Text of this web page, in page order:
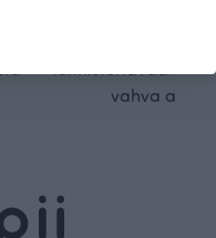
tunnistettavaa
vahva